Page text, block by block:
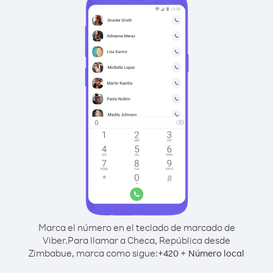
Marca el número en el teclado de marcado de
Viber.Para llamar a Checa, República desde
Zimbabue, marca como sigue:+420 + Número local